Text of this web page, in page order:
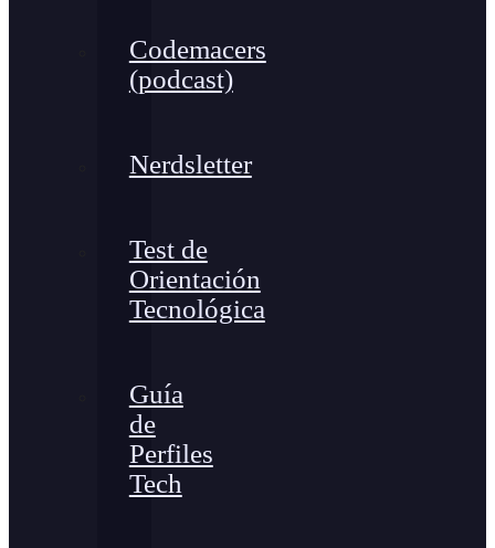
Codemacers
(podcast)
Nerdsletter
Test de
Orientación
Tecnológica
Guía
de
Perfiles
Tech